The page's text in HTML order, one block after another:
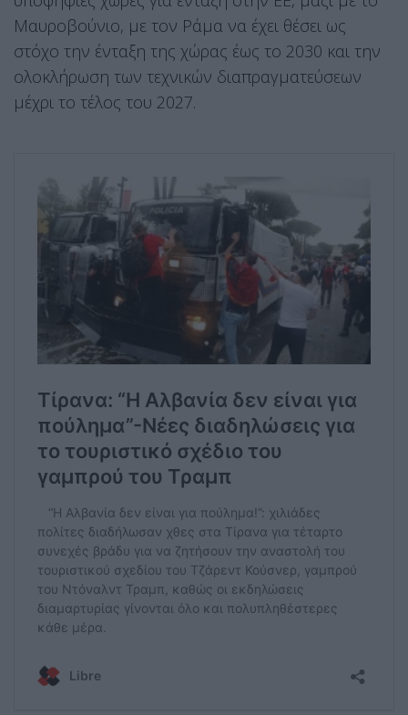
Μαυροβούνιο, με τον Ράμα να έχει θέσει ως
στόχο την ένταξη της χώρας έως το 2030 και την
ολοκλήρωση των τεχνικών διαπραγματεύσεων
μέχρι το τέλος του 2027.